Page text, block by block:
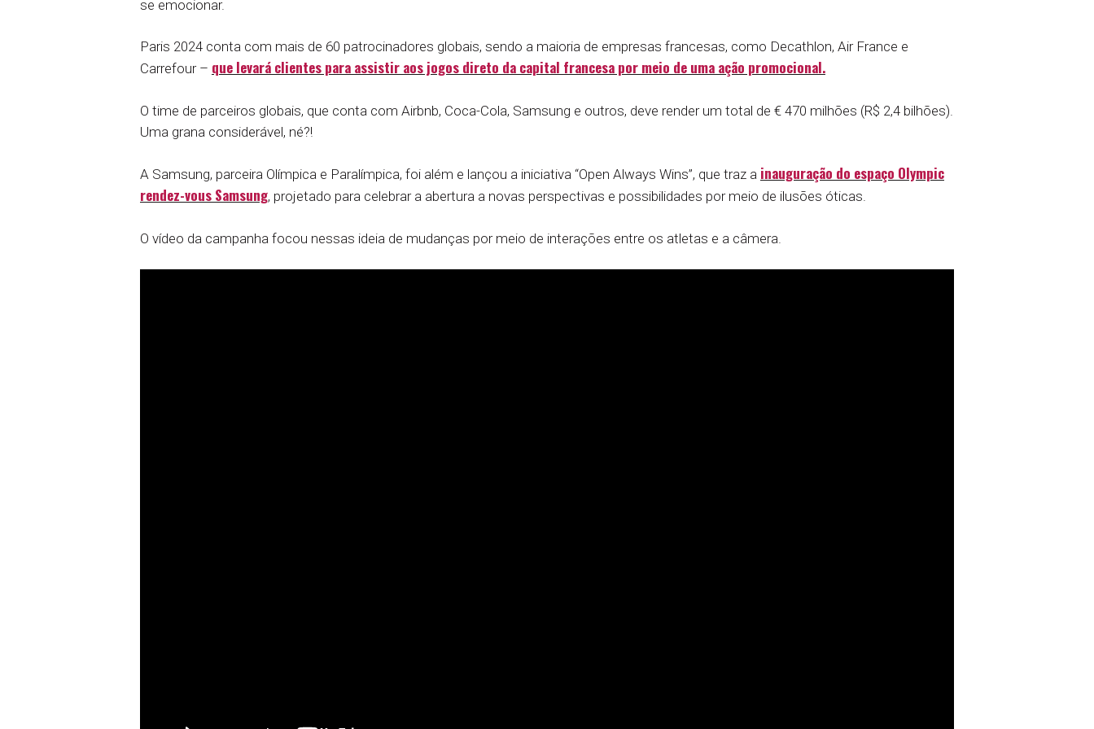
se emocionar.
Paris 2024 conta com mais de 60 patrocinadores globais, sendo a maioria de empresas francesas, como Decathlon, Air France e
Carrefour – que levará clientes para assistir aos jogos direto da capital francesa por meio de uma ação promocional.
O time de parceiros globais, que conta com Airbnb, Coca-Cola, Samsung e outros, deve render um total de € 470 milhões (R$ 2,4 bilhões).
Uma grana considerável, né?!
A Samsung, parceira Olímpica e Paralímpica, foi além e lançou a iniciativa “Open Always Wins”, que traz a inauguração do espaço Olympic
rendez-vous Samsung, projetado para celebrar a abertura a novas perspectivas e possibilidades por meio de ilusões óticas.
O vídeo da campanha focou nessas ideia de mudanças por meio de interações entre os atletas e a câmera.